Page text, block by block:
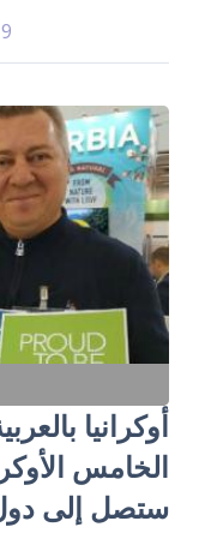
أوكرانيا
الخامس
ستصل إلى